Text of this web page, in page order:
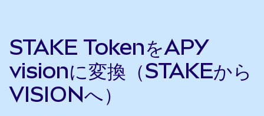
STAKE TokenをAPY
visionに変換（STAKEから
VISIONへ）